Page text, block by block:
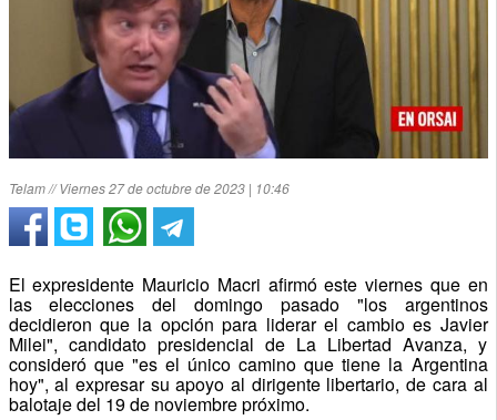
Telam // Viernes 27 de octubre de 2023 | 10:46
El expresidente Mauricio Macri afirmó este viernes que en
las elecciones del domingo pasado "los argentinos
decidieron que la opción para liderar el cambio es Javier
Milei", candidato presidencial de La Libertad Avanza, y
consideró que "es el único camino que tiene la Argentina
hoy", al expresar su apoyo al dirigente libertario, de cara al
balotaje del 19 de noviembre próximo.